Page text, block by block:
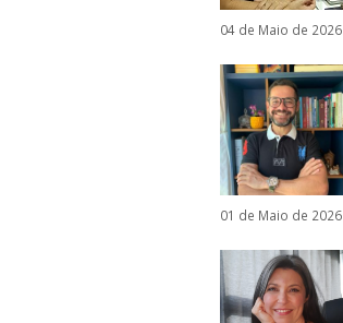
04 de Maio de 2026
01 de Maio de 2026